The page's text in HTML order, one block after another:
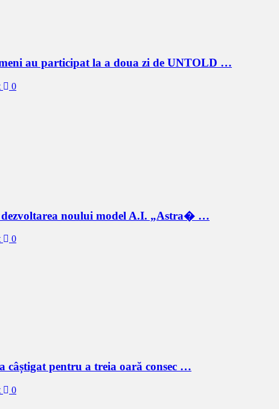
au participat la a doua zi de UNTOLD …
0
noului model A.I. „Astra� …
0
câștigat pentru a treia oară consec …
0